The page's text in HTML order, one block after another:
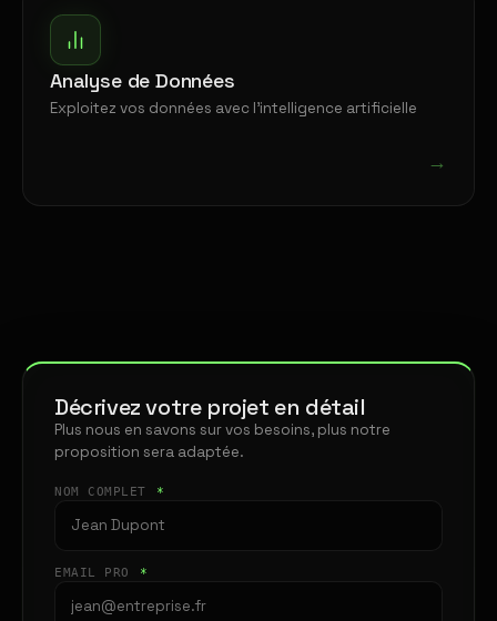
Analyse de Données
Exploitez vos données avec l'intelligence artificielle
→
Décrivez votre projet en détail
Plus nous en savons sur vos besoins, plus notre
proposition sera adaptée.
NOM COMPLET *
EMAIL PRO *